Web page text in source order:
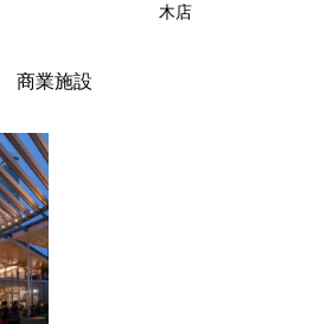
木店
商業施設